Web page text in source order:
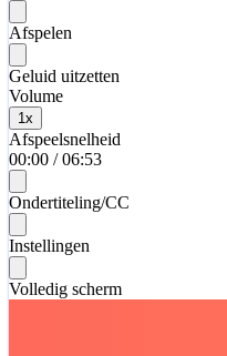
Afspelen
Geluid uitzetten
Volume
1x
Afspeelsnelheid
00:00 / 06:53
Ondertiteling/CC
Instellingen
Volledig scherm